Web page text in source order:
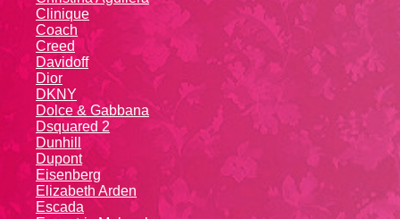
Cliniquе
Coach
Creed
Davidoff
Dior
DKNY
Dolce & Gabbana
Dsquared 2
Dunhill
Dupont
Eisenberg
Elizabeth Arden
Escada